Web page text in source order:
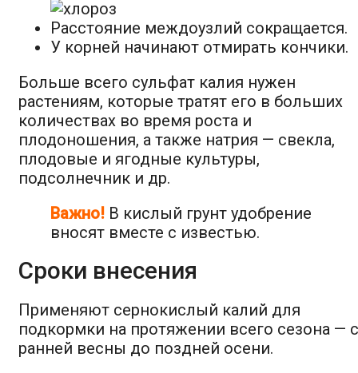
Расстояние междоузлий сокращается.
У корней начинают отмирать кончики.
Больше всего сульфат калия нужен
растениям, которые тратят его в больших
количествах во время роста и
плодоношения, а также натрия — свекла,
плодовые и ягодные культуры,
подсолнечник и др.
Важно! В кислый грунт удобрение
вносят вместе с известью.
Сроки внесения
Применяют сернокислый калий для
подкормки на протяжении всего сезона — с
ранней весны до поздней осени.